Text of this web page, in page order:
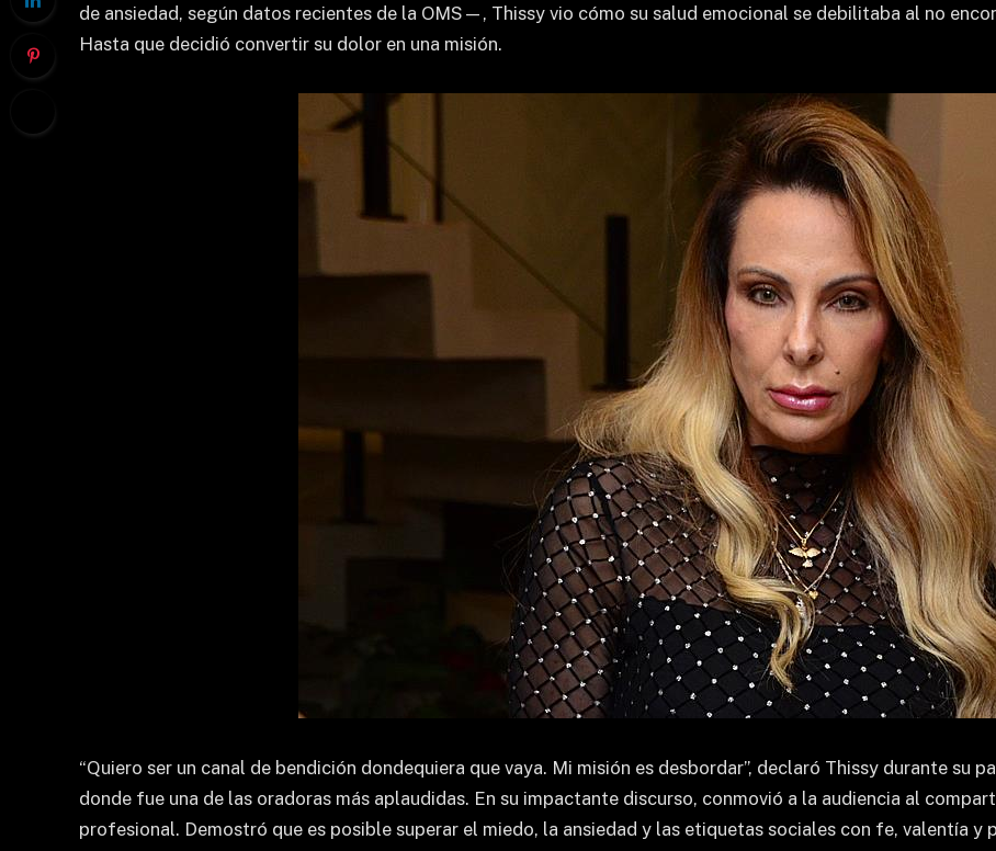
de ansiedad, según datos recientes de la OMS—, Thissy vio cómo su salud emocional se debilitaba al no
Hasta que decidió convertir su dolor en una misión.
“Quiero ser un canal de bendición dondequiera que vaya. Mi misión es desbordar”, declaró Thissy durante su
donde fue una de las oradoras más aplaudidas. En su impactante discurso, conmovió a la audiencia al
profesional. Demostró que es posible superar el miedo, la ansiedad y las etiquetas sociales con fe, valentía y